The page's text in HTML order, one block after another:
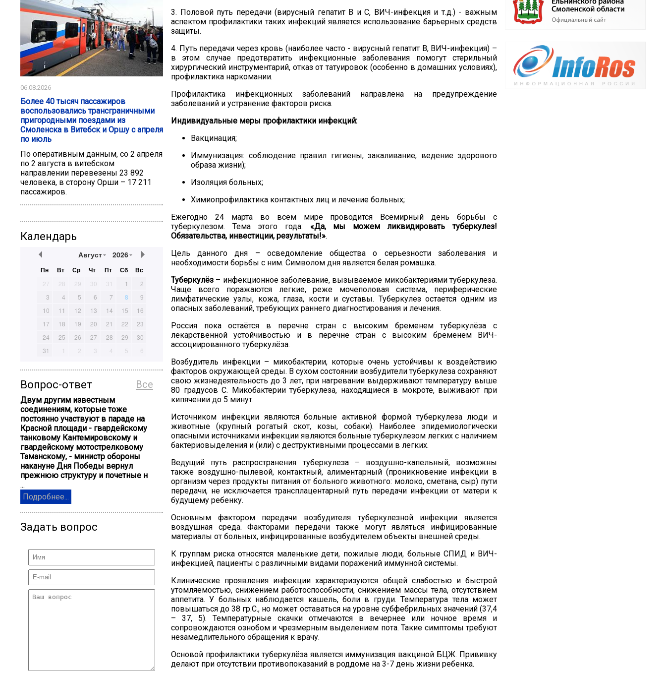
06.08.2026
Более 40 тысяч пассажиров
воспользовались трансграничными
пригородными поездами из
Смоленска в Витебск и Оршу с апреля
по июль
По оперативным данным, со 2 апреля
по 2 августа в витебском
направлении перевезены 23 892
человека, в сторону Орши – 17 211
пассажиров.
Календарь
Август 2026
Пн Вт Ср Чт Пт Сб Вс
27 28 29 30 31 1
2
3
4 5 6 7 8
9
10
11 12 13 14 15
16
17
18 19 20 21 22
23
24
25 26 27 28 29
30
31
1 2 3 4 5 6
Все
Вопрос-ответ
Двум другим известным
соединениям, которые тоже
постоянно участвуют в параде на
Красной площади - гвардейскому
танковому Кантемировскому и
гвардейскому мотострелковому
Таманскому, - министр обороны
накануне Дня Победы вернул
прежнюю структуру и почетные н
...
Подробнее...
Задать вопрос
3. Половой путь передачи (вирусный гепатит В и С, ВИЧ-инфекция и т.д.) - важным
аспектом профилактики таких инфекций является использование барьерных средств
защиты.
4. Путь передачи через кровь (наиболее часто - вирусный гепатит В, ВИЧ-инфекция) –
в этом случае предотвратить инфекционные заболевания помогут стерильный
хирургический инструментарий, отказ от татуировок (особенно в домашних условиях),
профилактика наркомании.
Профилактика инфекционных заболеваний направлена на предупреждение
заболеваний и устранение факторов риска.
Индивидуальные меры профилактики инфекций:
Вакцинация;
Иммунизация: соблюдение правил гигиены, закаливание, ведение здорового
образа жизни);
Изоляция больных;
Химиопрофилактика контактных лиц и лечение больных;
Ежегодно 24 марта во всем мире проводится Всемирный день борьбы с
туберкулезом. Тема этого года: «Да, мы можем ликвидировать туберкулез!
Обязательства, инвестиции, результаты!».
Цель данного дня – осведомление общества о серьезности заболевания и
необходимости борьбы с ним. Символом дня является белая ромашка.
Туберкулёз – инфекционное заболевание, вызываемое микобактериями туберкулеза.
Чаще всего поражаются легкие, реже мочеполовая система, периферические
лимфатические узлы, кожа, глаза, кости и суставы. Туберкулез остается одним из
опасных заболеваний, требующих раннего диагностирования и лечения.
Россия покаостаётся в перечне стран с высоким бременем туберкулёза с
лекарственной устойчивостью и в перечне стран с высоким бременем ВИЧ-
ассоциированного туберкулёза.
Возбудитель инфекции – микобактерии, которые очень устойчивы к воздействию
факторов окружающей среды. В сухом состоянии возбудители туберкулеза сохраняют
свою жизнедеятельность до 3 лет, при нагревании выдерживают температуру выше
80 градусовС. Микобактерии туберкулеза, находящиеся в мокроте,выживают при
кипячении до 5 минут.
Источником инфекции являются больные активной формой туберкулеза люди и
животные (крупный рогатый скот, козы, собаки). Наиболее эпидемиологически
опасными источниками инфекции являются больные туберкулезом легких с наличием
бактериовыделения и (или) с деструктивными процессами в легких.
Ведущий путь распространения туберкулеза – воздушно-капельный, возможны
также воздушно-пылевой, контактный, алиментарный (проникновение инфекции в
организм через продукты питания от больного животного: молоко, сметана, сыр) пути
передачи, не исключаетсятрансплацентарныйпуть передачи инфекции от матери к
будущему ребенку.
Основным фактором передачи возбудителя туберкулезной инфекции является
воздушная среда. Факторами передачи также могут являться инфицированные
материалы от больных, инфицированные возбудителем объекты внешней среды.
К группам риска относятся маленькие дети, пожилые люди, больные СПИД и ВИЧ-
инфекцией, пациенты с различными видами поражений иммунной системы.
Клинические проявления инфекции характеризуются общей слабостью и быстрой
утомляемостью, снижением работоспособности, снижением массы тела, отсутствием
аппетита. У больных наблюдается кашель, боли в груди. Температура тела может
повышаться до 38 гр.С., но может оставаться на уровне субфебрильных значений (37,4
– 37, 5). Температурные скачки отмечаются в вечернее или ночное время и
сопровождаются ознобом и чрезмерным выделением пота. Такие симптомы требуют
незамедлительного обращения к врачу.
Основой профилактикитуберкулёза является иммунизация вакциной БЦЖ. Прививку
делают при отсутствии противопоказаний в роддоме на 3-7 день жизни ребенка.